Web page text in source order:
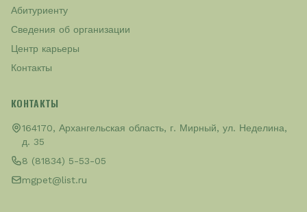
Абитуриенту
Сведения об организации
Центр карьеры
Контакты
КОНТАКТЫ
164170, Архангельская область, г. Мирный, ул. Неделина,
д. 35
8 (81834) 5-53-05
mgpet@list.ru